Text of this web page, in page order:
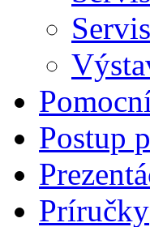
Postup
Príručky